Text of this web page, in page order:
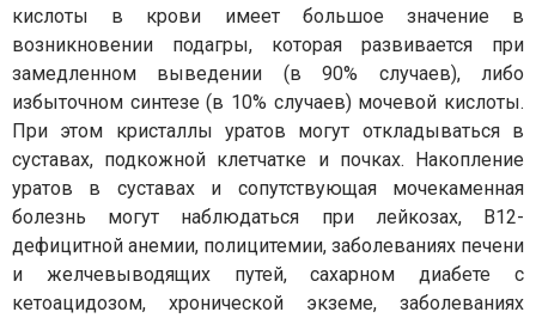
кислоты в крови имеет большое значение в
возникновении подагры, которая развивается при
замедленном выведении (в 90% случаев), либо
избыточном синтезе (в 10% случаев) мочевой кислоты.
При этом кристаллы уратов могут откладываться в
суставах, подкожной клетчатке и почках. Накопление
уратов в суставах и сопутствующая мочекаменная
болезнь могут наблюдаться при лейкозах, В12-
дефицитной анемии, полицитемии, заболеваниях печени
и желчевыводящих путей, сахарном диабете с
кетоацидозом, хронической экземе, заболеваниях